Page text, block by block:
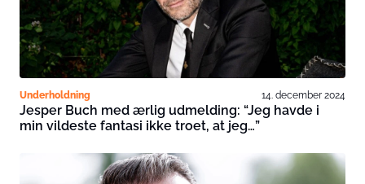
Underholdning 14. december 2024
Jesper Buch med ærlig udmelding: “Jeg havde i
min vildeste fantasi ikke troet, at jeg…”